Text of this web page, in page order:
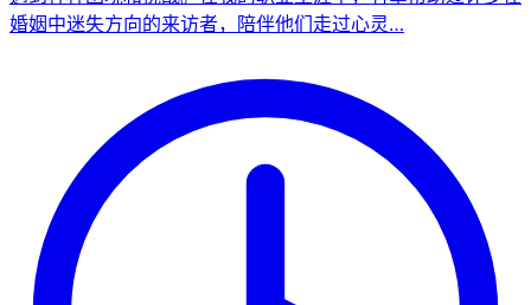
婚姻中迷失方向的来访者，陪伴他们走过心灵…